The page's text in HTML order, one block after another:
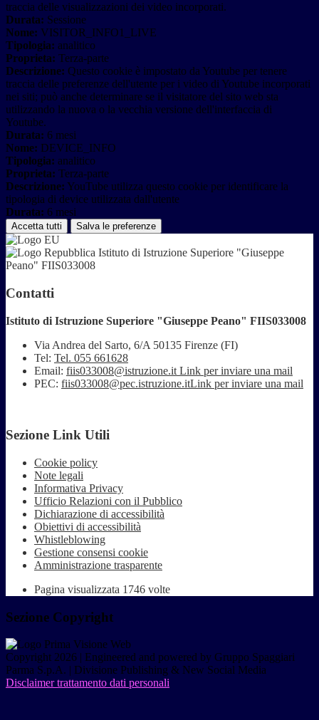
traccia delle visualizzazioni dei video incorporati.
Durata: Sessione
Nome: VISITOR_INFO1_LIVE
Tipologia: analitico
Proprieta: Terza-parte
Descrizione: Questo cookie è impostato da Youtube per tenere
traccia delle preferenze dell'utente per i video di Youtube incorporati
nei siti; può anche determinare se il visitatore del sito web sta
utilizzando la nuova o la vecchia versione dell'interfaccia di
Youtube.
Durata: 6 mesi
Nome: DEVICE_INFO
Tipologia: analitico
Proprieta: Terza-parte
Descrizione: YouTube utilizza questo cookie per identificare la
tipologia di device utilizzata dall'utente
Durata: 6 mesi
Accetta tutti Salva le preferenze
Istituto di Istruzione Superiore "Giuseppe
Peano" FIIS033008
Contatti
Istituto di Istruzione Superiore "Giuseppe Peano" FIIS033008
Via Andrea del Sarto, 6/A 50135 Firenze (FI)
Tel: Tel. 055 661628
Email: fiis033008@istruzione.it Link per inviare una mail
PEC: fiis033008@pec.istruzione.itLink per inviare una mail
Sezione Link Utili
Cookie policy
Note legali
Informativa Privacy
Ufficio Relazioni con il Pubblico
Dichiarazione di accessibilità
Obiettivi di accessibilità
Whistleblowing
Gestione consensi cookie
Amministrazione trasparente
Pagina visualizzata 1746 volte
Sezione Copyright
Copyright 2026 | Engineered and powered by Gruppo Spaggiari
Parma S.p.A. | Divisione Publishing & New Social Media
Disclaimer trattamento dati personali